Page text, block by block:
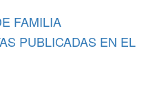
FAMILIA
PUBLICADAS EN EL